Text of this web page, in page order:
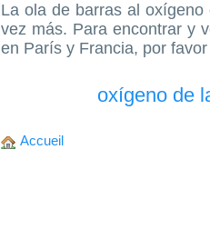
La ola de barras al
vez más. Para encontrar y
en París y Francia, por
oxígeno de
Accueil